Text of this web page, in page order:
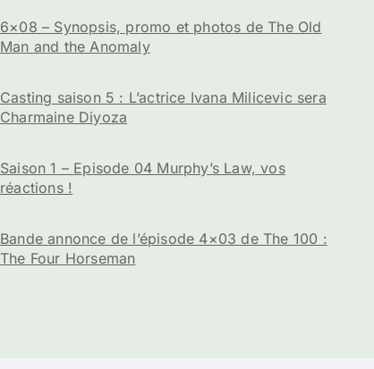
6×08 – Synopsis, promo et photos de The Old
Man and the Anomaly
Casting saison 5 : L’actrice Ivana Milicevic sera
Charmaine Diyoza
Saison 1 – Episode 04 Murphy’s Law, vos
réactions !
Bande annonce de l’épisode 4×03 de The 100 :
The Four Horseman